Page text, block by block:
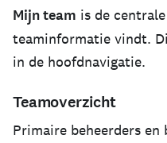
Mijn team is de
teaminformatie vindt.
in de hoofdnavigatie.
Teamoverzicht
Primaire beheerders en